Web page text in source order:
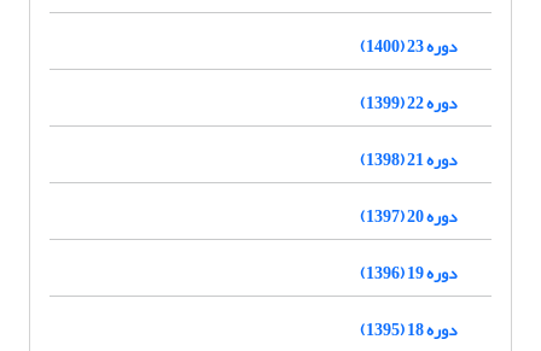
دوره 23 (1400)
دوره 22 (1399)
دوره 21 (1398)
دوره 20 (1397)
دوره 19 (1396)
دوره 18 (1395)